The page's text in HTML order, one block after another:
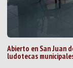
Abierto en San Juan
ludotecas